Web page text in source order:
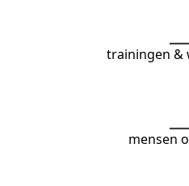
trainingen &
mensen